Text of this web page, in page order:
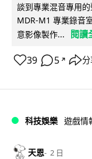
談到專業混音專用
MDR-M1 專業錄音
意影像製作...
閱讀
39 5 ↗
科技娛樂 遊戲情
天恩 2 日